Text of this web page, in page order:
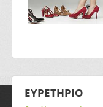
ΕΥΡΕΤΗΡΙΟ